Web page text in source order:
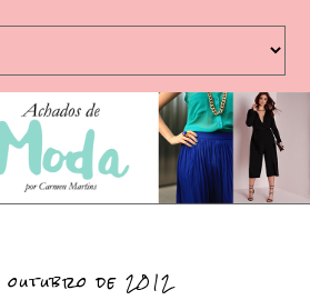
outubro de 2012